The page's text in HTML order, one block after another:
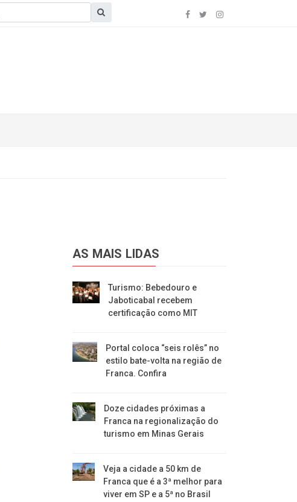
AS MAIS LIDAS
Turismo: Bebedouro e
Jaboticabal recebem
certificação como MIT
Portal coloca “seis rolês” no
estilo bate-volta na região de
Franca. Confira
​Doze cidades próximas a
Franca na regionalização do
turismo em Minas Gerais
Veja a cidade a 50 km de
Franca que é a 3ª melhor para
viver em SP e a 5ª no Brasil